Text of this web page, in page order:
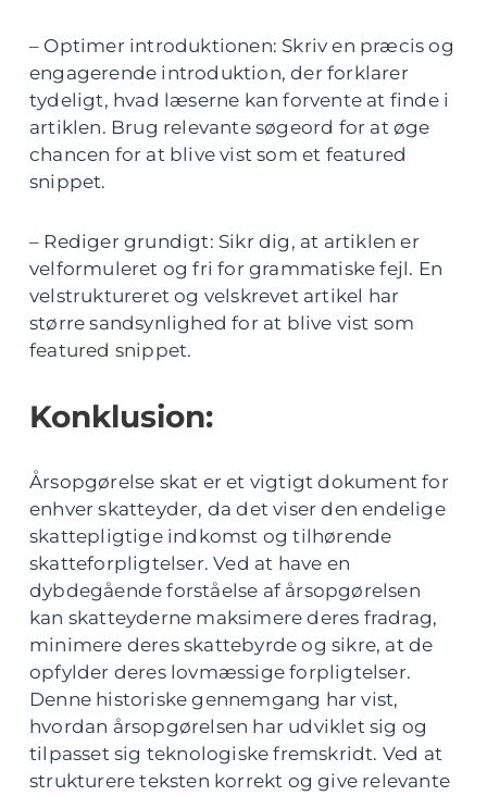
– Optimer introduktionen: Skriv en præcis og
engagerende introduktion, der forklarer
tydeligt, hvad læserne kan forvente at finde i
artiklen. Brug relevante søgeord for at øge
chancen for at blive vist som et featured
snippet.
– Rediger grundigt: Sikr dig, at artiklen er
velformuleret og fri for grammatiske fejl. En
velstruktureret og velskrevet artikel har
større sandsynlighed for at blive vist som
featured snippet.
Konklusion:
Årsopgørelse skat er et vigtigt dokument for
enhver skatteyder, da det viser den endelige
skattepligtige indkomst og tilhørende
skatteforpligtelser. Ved at have en
dybdegående forståelse af årsopgørelsen
kan skatteyderne maksimere deres fradrag,
minimere deres skattebyrde og sikre, at de
opfylder deres lovmæssige forpligtelser.
Denne historiske gennemgang har vist,
hvordan årsopgørelsen har udviklet sig og
tilpasset sig teknologiske fremskridt. Ved at
strukturere teksten korrekt og give relevante